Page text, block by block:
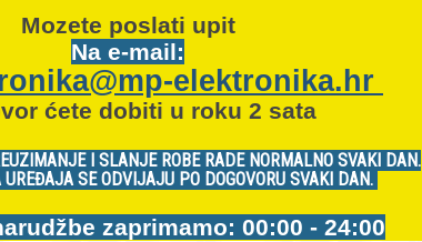
Mozete poslati upit
Na e-mail:
elektronika.hr
ćete dobiti u roku 2 sata
I SLANJE ROBE RADE NORMALNO SVAKI DAN.
SE ODVIJAJU PO DOGOVORU SVAKI DAN.
zaprimamo: 00:00 - 24:00